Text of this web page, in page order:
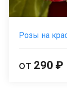
Розы на
от 290 ₽